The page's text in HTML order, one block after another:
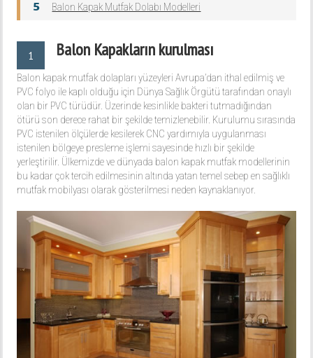
Balon Kapak Mutfak Dolabı Modelleri
1 Balon Kapakların kurulması
Balon kapak mutfak dolapları yüzeyleri Avrupa’dan ithal edilmiş ve
PVC folyo ile kaplı olduğu için Dünya Sağlık Örgütü tarafından onaylı
olan bir PVC türüdür. Üzerinde kesinlikle bakteri tutmadığından
ötürü son derece rahat bir şekilde temizlenebilir. Kurulumu sırasında
PVC istenilen ölçülerde kesilerek CNC yardımıyla uygulanması
istenilen bölgeye presleme işlemi sayesinde hızlı bir şekilde
yerleştirilir. Ülkemizde ve dünyada balon kapak mutfak modellerinin
bu kadar çok tercih edilmesinin altında yatan temel sebep en sağlıklı
mutfak mobilyası olarak gösterilmesi neden kaynaklanıyor.